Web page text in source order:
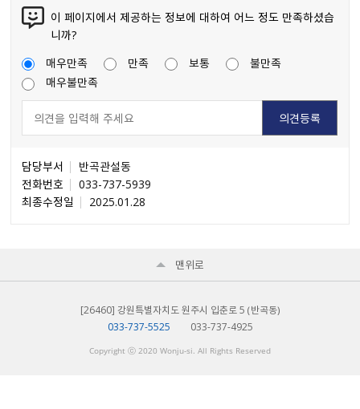
이 페이지에서 제공하는 정보에 대하여 어느 정도 만족하셨습
니까?
매우만족
만족 보통
불만족
매우불만족
담당부서
반곡관설동
전화번호
033-737-5939
최종수정일
2025.01.28
맨위로
[26460] 강원특별자치도 원주시 입춘로 5 （반곡동）
033-737-5525
033-737-4925
Copyright ⓒ 2020 Wonju-si. All Rights Reserved